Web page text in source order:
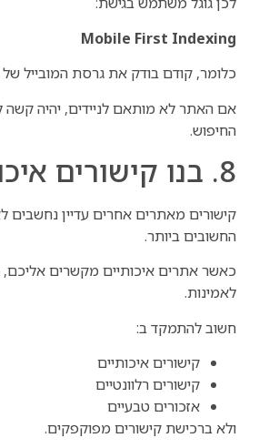
Mobile First Indexing
כלומר, קודם בודק את גרסת המובייל
אם האתר לא מותאם לניידים, יהיה
החיפוש.
8. בנו קישורים איכותיים
קישורים מאתרים אחרים עדיין נחשבים
החשובים ביותר.
כאשר אתרים איכותיים מקשרים אליכם,
לאמינות.
חשוב להתמקד ב:
קישורים איכותיים
קישורים רלוונטיים
אזכורים טבעיים
ולא ברכישת קישורים מפוקפקים.